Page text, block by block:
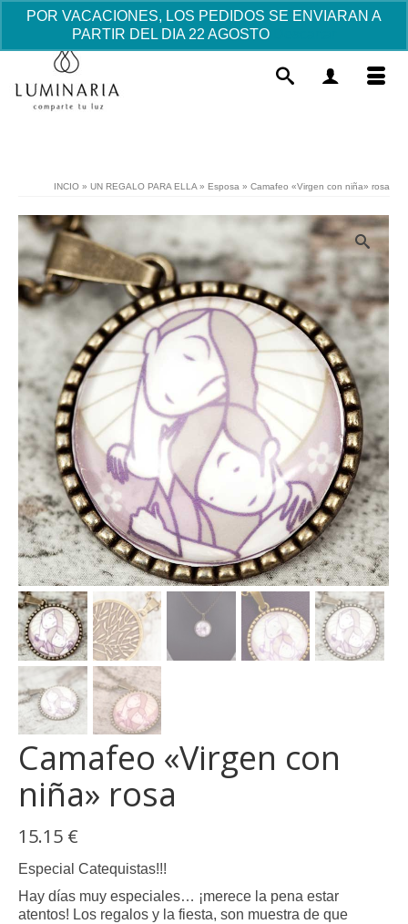
POR VACACIONES, LOS PEDIDOS SE ENVIARAN A
PARTIR DEL DIA 22 AGOSTO
INCIO » UN REGALO PARA ELLA » Esposa » Camafeo «Virgen con niña» rosa
Camafeo «Virgen con
niña» rosa
15.15 €
Especial Catequistas!!!
Hay días muy especiales… ¡merece la pena estar
atentos! Los regalos y la fiesta, son muestra de que
Camafeo "Virgen María" Luminaria
- cadena cobre
15.15€ + AÑADIR